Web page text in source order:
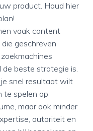
product. Houd hier
vaak content
geschreven
beste strategie is.
snel resultaat wilt
te spelen op
maar ook minder
autoriteit en